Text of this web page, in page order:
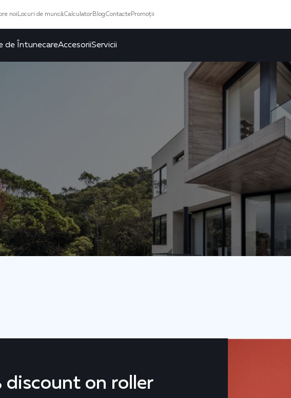
noi Locuri de muncăCalculatorBlogContactePromoții
de ÎntunecareAccesoriiServicii
discount on roller